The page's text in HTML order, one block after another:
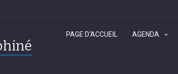
PAGE D'ACCUEIL AGENDA